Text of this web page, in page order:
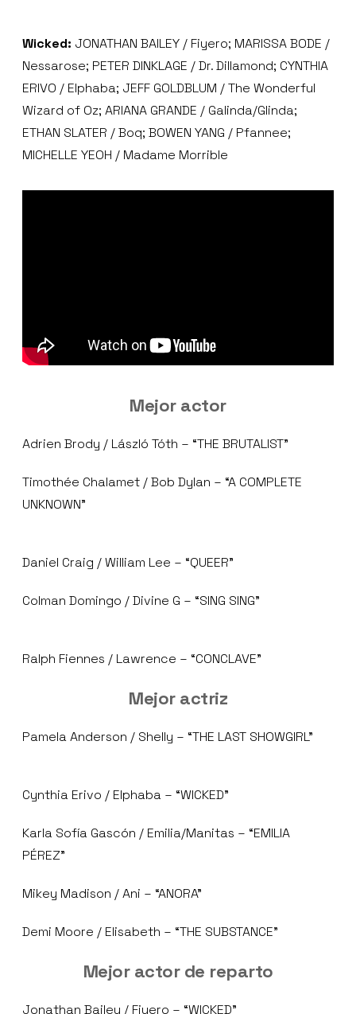
Wicked: JONATHAN BAILEY / Fiyero; MARISSA BODE /
Nessarose; PETER DINKLAGE / Dr. Dillamond; CYNTHIA
ERIVO / Elphaba; JEFF GOLDBLUM / The Wonderful
Wizard of Oz; ARIANA GRANDE / Galinda/Glinda;
ETHAN SLATER / Boq; BOWEN YANG / Pfannee;
MICHELLE YEOH / Madame Morrible
Mejor actor
Adrien Brody / László Tóth – “THE BRUTALIST”
Timothée Chalamet / Bob Dylan – “A COMPLETE
UNKNOWN”
Daniel Craig / William Lee – “QUEER”
Colman Domingo / Divine G – “SING SING”
Ralph Fiennes / Lawrence – “CONCLAVE”
Mejor actriz
Pamela Anderson / Shelly – “THE LAST SHOWGIRL”
Cynthia Erivo / Elphaba – “WICKED”
Karla Sofía Gascón / Emilia/Manitas – “EMILIA
PÉREZ”
Mikey Madison / Ani – “ANORA”
Demi Moore / Elisabeth – “THE SUBSTANCE”
Mejor actor de reparto
Jonathan Bailey / Fiyero – “WICKED”